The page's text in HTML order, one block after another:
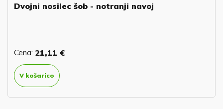
Dvojni nosilec šob - notranji navoj
Cena: 21,11 €
V košarico